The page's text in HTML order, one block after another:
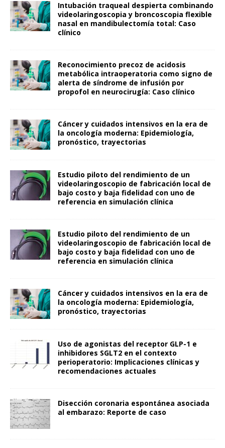
Intubación traqueal despierta combinando
videolaringoscopia y broncoscopia flexible
nasal en mandibulectomía total: Caso
clínico
Reconocimiento precoz de acidosis
metabólica intraoperatoria como signo de
alerta de síndrome de infusión por
propofol en neurocirugía: Caso clínico
Cáncer y cuidados intensivos en la era de
la oncología moderna: Epidemiología,
pronóstico, trayectorias
Estudio piloto del rendimiento de un
videolaringoscopio de fabricación local de
bajo costo y baja fidelidad con uno de
referencia en simulación clínica
Estudio piloto del rendimiento de un
videolaringoscopio de fabricación local de
bajo costo y baja fidelidad con uno de
referencia en simulación clínica
Cáncer y cuidados intensivos en la era de
la oncología moderna: Epidemiología,
pronóstico, trayectorias
Uso de agonistas del receptor GLP-1 e
inhibidores SGLT2 en el contexto
perioperatorio: Implicaciones clínicas y
recomendaciones actuales
Disección coronaria espontánea asociada
al embarazo: Reporte de caso